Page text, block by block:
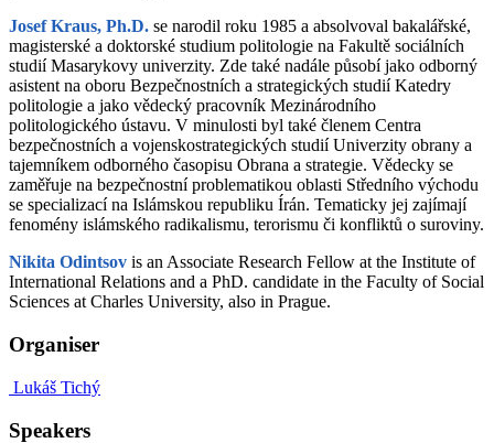
Josef Kraus, Ph.D. se narodil roku 1985 a absolvoval bakalářské,
magisterské a doktorské studium politologie na Fakultě sociálních
studií Masarykovy univerzity. Zde také nadále působí jako odborný
asistent na oboru Bezpečnostních a strategických studií Katedry
politologie a jako vědecký pracovník Mezinárodního
politologického ústavu. V minulosti byl také členem Centra
bezpečnostních a vojenskostrategických studií Univerzity obrany a
tajemníkem odborného časopisu Obrana a strategie. Vědecky se
zaměřuje na bezpečnostní problematikou oblasti Středního východu
se specializací na Islámskou republiku Írán. Tematicky jej zajímají
fenomény islámského radikalismu, terorismu či konfliktů o suroviny.
Nikita Odintsov is an Associate Research Fellow at the Institute of
International Relations and a PhD. candidate in the Faculty of Social
Sciences at Charles University, also in Prague.
Organiser
Lukáš Tichý
Speakers